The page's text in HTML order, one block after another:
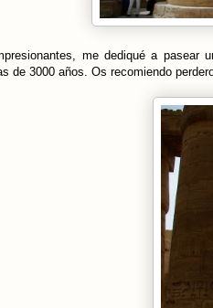
me dediqué a pasear
de 3000 años. Os recomiendo